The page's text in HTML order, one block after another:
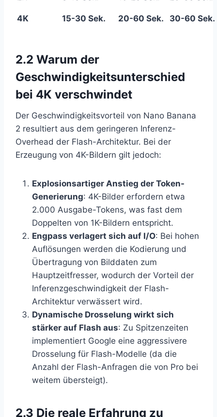
4K 15-30 Sek. 20-60 Sek. 30-60 Sek.
2.2 Warum der
Geschwindigkeitsunterschied
bei 4K verschwindet
Der Geschwindigkeitsvorteil von Nano Banana
2 resultiert aus dem geringeren Inferenz-
Overhead der Flash-Architektur. Bei der
Erzeugung von 4K-Bildern gilt jedoch:
Explosionsartiger Anstieg der Token-
Generierung: 4K-Bilder erfordern etwa
2.000 Ausgabe-Tokens, was fast dem
Doppelten von 1K-Bildern entspricht.
Engpass verlagert sich auf I/O: Bei hohen
Auflösungen werden die Kodierung und
Übertragung von Bilddaten zum
Hauptzeitfresser, wodurch der Vorteil der
Inferenzgeschwindigkeit der Flash-
Architektur verwässert wird.
Dynamische Drosselung wirkt sich
stärker auf Flash aus: Zu Spitzenzeiten
implementiert Google eine aggressivere
Drosselung für Flash-Modelle (da die
Anzahl der Flash-Anfragen die von Pro bei
weitem übersteigt).
2.3 Die reale Erfahrung zu